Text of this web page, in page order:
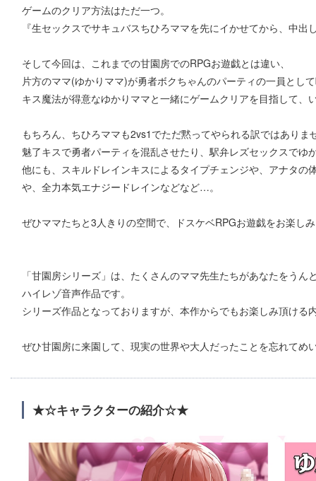
ゲームのクリア方法はただ一つ。
『生セックスでサキュバスちひろママを先にイかせてから、中
そして今回は、これまでの甘園房でのRPGお遊戯とは違い、
片方のママ(ゆかりママ)が勇者ボクちゃんのパーティの一員とし
キス魔法が得意なゆかりママと一緒にゲームクリアを目指して、
もちろん、ちひろママも2vs1でただ黙ってやられる訳ではありま
魅了キスで勇者パーティを混乱させたり、駅弁レズセックスでゆ
他にも、スキルドレインキスによるタイプチェンジや、アナタの
や、全力本気エナジードレインなどなど…。
ぜひママたちと3人きりの空間で、ドスケベRPGお遊戯をお楽し
「甘園房シリーズ」は、たくさんのママ先生たちがあなたをう
ハイレゾ音声作品です。
シリーズ作品となっておりますが、本作からでもお楽しみ頂け
ぜひ甘園房に来園して、現実の世界や大人だったことを忘れてめ
★☆キャラクターの紹介☆★